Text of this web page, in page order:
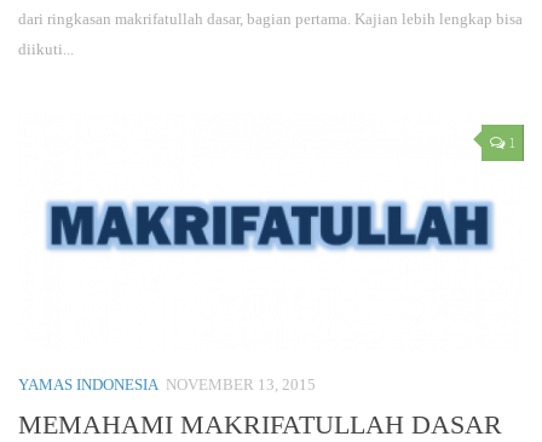
dari ringkasan makrifatullah dasar, bagian pertama. Kajian lebih lengkap bisa
diikuti...
1
YAMAS INDONESIA NOVEMBER 13, 2015
MEMAHAMI MAKRIFATULLAH DASAR